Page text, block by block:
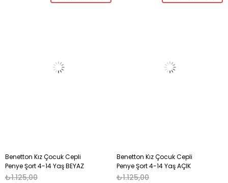
Benetton Kız Çocuk Cepli
Penye Şort 4-14 Yaş BEYAZ
₺1.125,00
Benetton Kız Çocuk Cepli
Penye Şort 4-14 Yaş AÇIK
PEMBE
₺1.125,00